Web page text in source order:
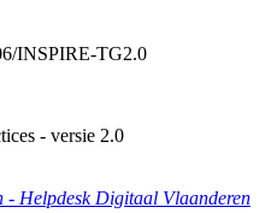
INSPIRE-TG2.0
- versie 2.0
- Helpdesk Digitaal Vlaanderen